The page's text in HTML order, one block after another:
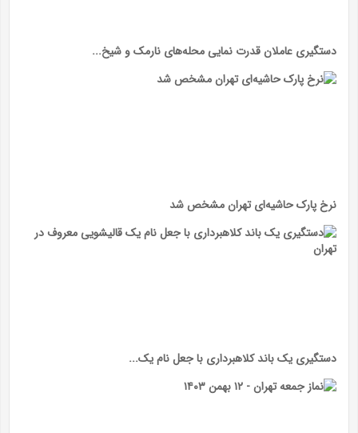
دستگیری عاملان قدرت نمایی محله‌های نارمک و شیخ...
نرخ پارک حاشیه‌ای تهران مشخص شد
دستگیری یک باند کلاهبرداری با جعل نام یک...